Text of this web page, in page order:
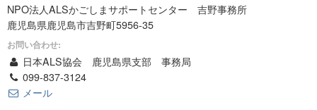
NPO法人ALSかごしまサポートセンター 吉野事務所
鹿児島県鹿児島市吉野町5956-35
お問い合わせ:
日本ALS協会 鹿児島県支部 事務局
099-837-3124
メール